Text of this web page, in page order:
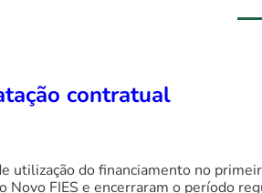
contratual
utilização do financiamento no
FIES e encerraram o período